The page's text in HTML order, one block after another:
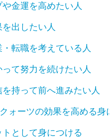
金運を高めたい人
出したい人
転職を考えている人
て努力を続けたい人
持って前へ進みたい人
ォーツの効果を高める身
として身につける